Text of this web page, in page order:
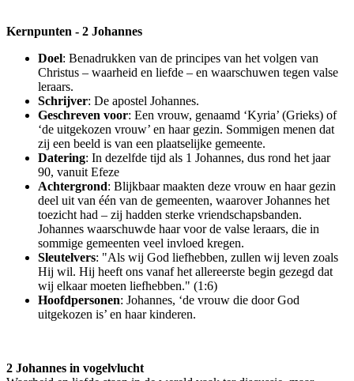
Kernpunten - 2 Johannes
Doel: Benadrukken van de principes van het volgen van
Christus – waarheid en liefde – en waarschuwen tegen valse
leraars.
Schrijver: De apostel Johannes.
Geschreven voor: Een vrouw, genaamd ‘Kyria’ (Grieks) of
‘de uitgekozen vrouw’ en haar gezin. Sommigen menen dat
zij een beeld is van een plaatselijke gemeente.
Datering: In dezelfde tijd als 1 Johannes, dus rond het jaar
90, vanuit Efeze
Achtergrond: Blijkbaar maakten deze vrouw en haar gezin
deel uit van één van de gemeenten, waarover Johannes het
toezicht had – zij hadden sterke vriendschapsbanden.
Johannes waarschuwde haar voor de valse leraars, die in
sommige gemeenten veel invloed kregen.
Sleutelvers: "Als wij God liefhebben, zullen wij leven zoals
Hij wil. Hij heeft ons vanaf het allereerste begin gezegd dat
wij elkaar moeten liefhebben." (1:6)
Hoofdpersonen: Johannes, ‘de vrouw die door God
uitgekozen is’ en haar kinderen.
2 Johannes in vogelvlucht